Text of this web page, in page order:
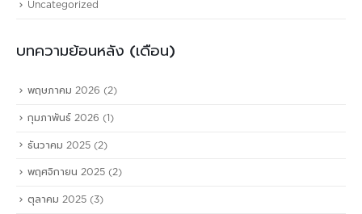
Uncategorized
บทความย้อนหลัง (เดือน)
พฤษภาคม 2026 (2)
กุมภาพันธ์ 2026 (1)
ธันวาคม 2025 (2)
พฤศจิกายน 2025 (2)
ตุลาคม 2025 (3)